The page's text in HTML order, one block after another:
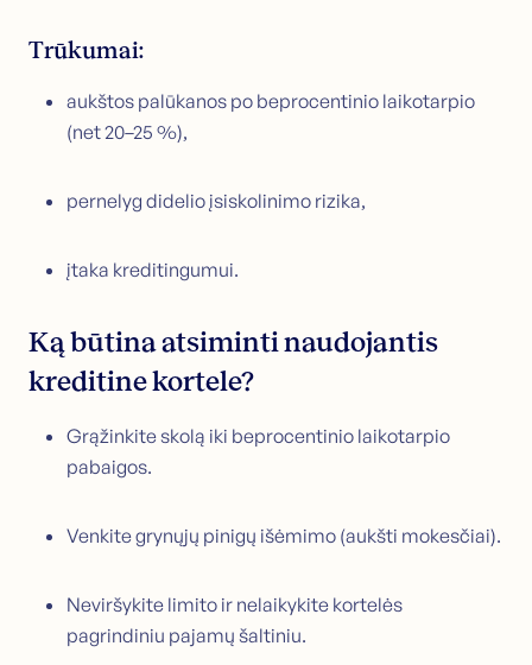
Trūkumai:
aukštos palūkanos po beprocentinio laikotarpio
(net 20–25 %),
pernelyg didelio įsiskolinimo rizika,
įtaka kreditingumui.
Ką būtina atsiminti naudojantis
kreditine kortele?
Grąžinkite skolą iki beprocentinio laikotarpio
pabaigos.
Venkite grynųjų pinigų išėmimo (aukšti mokesčiai).
Neviršykite limito ir nelaikykite kortelės
pagrindiniu pajamų šaltiniu.